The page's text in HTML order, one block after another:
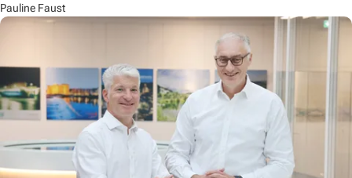
Pauline Faust